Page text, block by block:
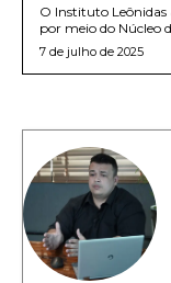
O Instituto Leônidas
por meio do Núcleo
7 de julho de 2025